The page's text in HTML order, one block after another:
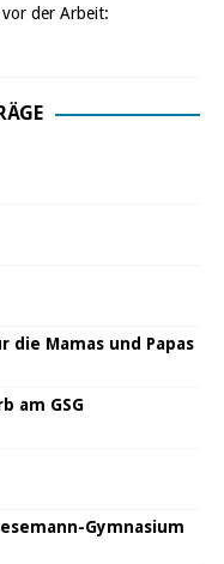
der Arbeit:
Mamas und Papas
am GSG
Gymnasium